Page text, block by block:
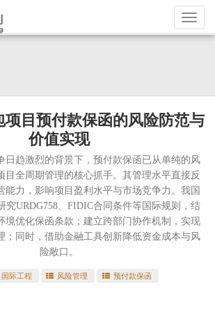
导
航
项目预付款保函的风险防范与
价值实现
日趋激烈的背景下，预付款保函已从单纯的风
目全周期管理的核心抓手。其管理水平直接反
能力，影响项目盈利水平与市场竞争力。我国
究URDG758、FIDIC合同条件等国际规则，结
境优化保函条款；建立跨部门协作机制，实现
；同时，借助金融工具创新降低资金成本与风
险敞口。
国际工程 风险管理 预付款保函